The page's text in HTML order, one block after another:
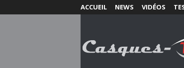
ACCUEIL NEWS VIDÉOS
s